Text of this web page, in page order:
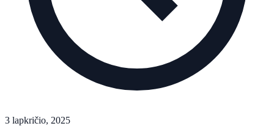
3 lapkričio, 2025